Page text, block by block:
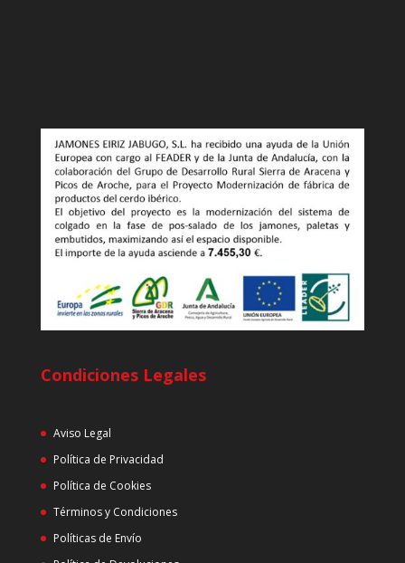
Condiciones Legales
Aviso Legal
Política de Privacidad
Política de Cookies
Términos y Condiciones
Políticas de Envío